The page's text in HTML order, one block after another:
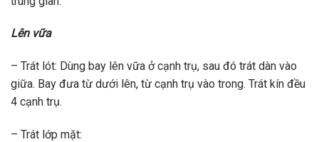
Lên vữa
– Trát lót: Dùng bay lên vữa ở cạnh trụ, sau đó trát dàn vào
giữa. Bay đưa từ dưới lên, từ cạnh trụ vào trong. Trát kín đều
4 cạnh trụ.
– Trát lớp mặt: